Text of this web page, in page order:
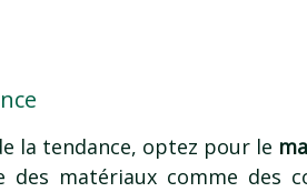
la tendance, optez pour le
des matériaux comme des